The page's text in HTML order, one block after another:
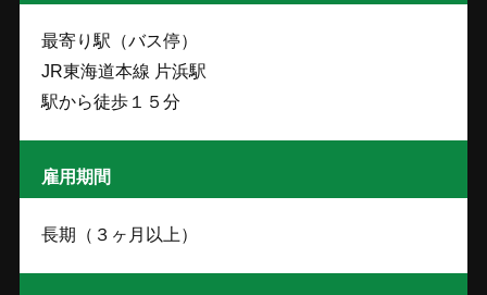
最寄り駅（バス停）
JR東海道本線 片浜駅
駅から徒歩１５分
雇用期間
長期（３ヶ月以上）